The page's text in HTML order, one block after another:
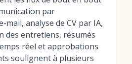
par
mail, analyse de CV par IA,
des entretiens, résumés
réel et approbations
soulignent à plusieurs